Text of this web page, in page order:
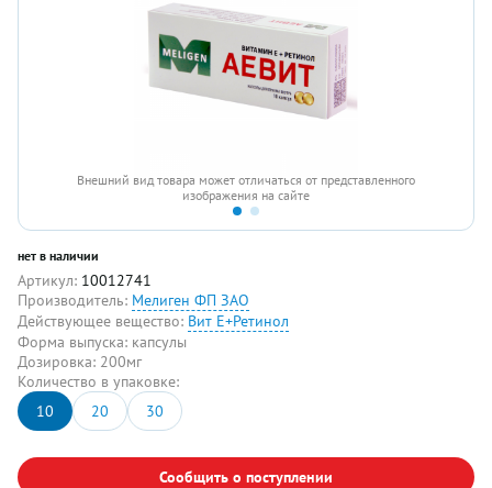
Внешний вид товара может отличаться от представленного
изображения на сайте
нет в наличии
Артикул: 10012741
Производитель: Мелиген ФП ЗАО
Действующее вещество: Вит Е+Ретинол
Форма выпуска: капсулы
Дозировка: 200мг
Количество в упаковке:
10
20 30
Сообщить о поступлении